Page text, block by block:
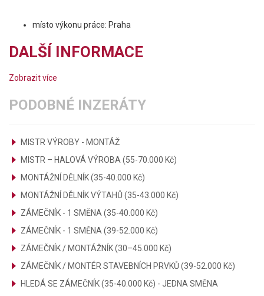
místo výkonu práce: Praha
DALŠÍ INFORMACE
Zobrazit více
PODOBNÉ INZERÁTY
MISTR VÝROBY - MONTÁŽ
MISTR – HALOVÁ VÝROBA (55-70.000 Kč)
MONTÁŽNÍ DĚLNÍK (35-40.000 Kč)
MONTÁŽNÍ DĚLNÍK VÝTAHŮ (35-43.000 Kč)
ZÁMEČNÍK - 1 SMĚNA (35-40.000 Kč)
ZÁMEČNÍK - 1 SMĚNA (39-52.000 Kč)
ZÁMEČNÍK / MONTÁŽNÍK (30–45.000 Kč)
ZÁMEČNÍK / MONTÉR STAVEBNÍCH PRVKŮ (39-52.000 Kč)
HLEDÁ SE ZÁMEČNÍK (35-40.000 Kč) - JEDNA SMĚNA